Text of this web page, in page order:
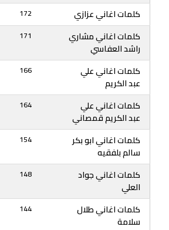
كلمات اغاني عزازي 172
كلمات اغاني مشاري
راشد العفاسي
171
كلمات اغاني علي
عبد الكريم
166
كلمات اغاني علي
عبد الكريم قمصاني
164
كلمات اغاني ابو بكر
سالم بلفقيه
154
كلمات اغاني جواد
العلي
148
كلمات اغاني طلال
سلامة
144